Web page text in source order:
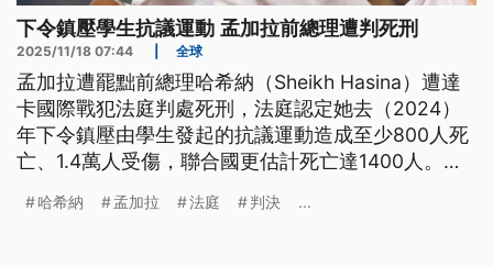
下令鎮壓學生抗議運動 孟加拉前總理遭判死刑
2025/11/18 07:44 全球
孟加拉遭罷黜前總理哈希納（Sheikh Hasina）遭達
卡國際戰犯法庭判處死刑，法庭認定她去（2024）
年下令鎮壓由學生發起的抗議運動造成至少800人死
亡、1.4萬人受傷，聯合國更估計死亡達1400人。哈
哈希納 孟加拉 法庭 判決 ...